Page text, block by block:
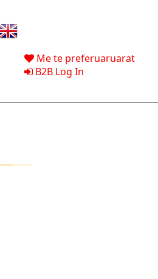
Me te preferuaruarat
B2B Log In